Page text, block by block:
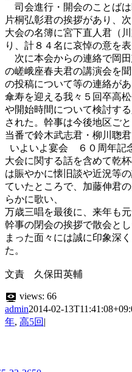
司会進行・開会のことば
片桐弘彰君の挨拶があり、
大会の名簿に宮下直人君（
り、計８４名に哀悼の意を表
次に本会からの連絡で岡
の嵯峨座春夫君の講演会を
の投稿について等の連絡が
傘寿を迎える我々５回卒高
や開始時間について検討す
された。幹事は今後地区ご
当番で鈴木武志君・柳川聦
いよいよ宴会 ６０周年記
大会に関する話を含めて乾
は賑やかに懐旧談や近況等
ていたところで、加藤伸君
らかに歌い、
万歳三唱を最後に、来年も
幹事の閉会の挨拶で散会と
まった面々には誠に印象深
た。
文責 久保田英輔
views: 66
admin2014-02-
年, 高5回 |